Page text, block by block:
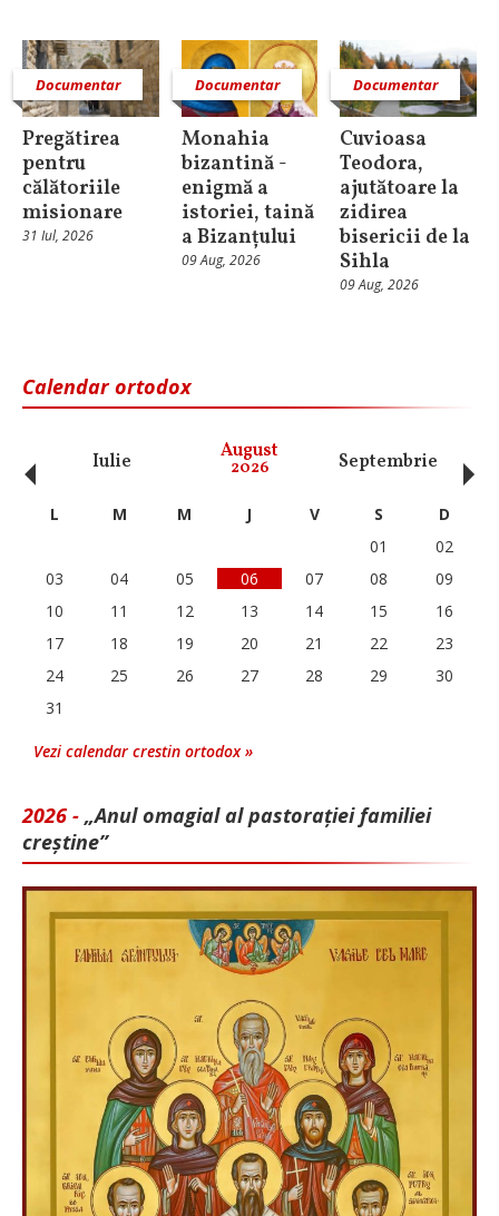
Documentar
Pregătirea
pentru
călătoriile
misionare
31 Iul, 2026
Documentar
Monahia
bizantină -
enigmă a
istoriei, taină
a Bizanțului
09 Aug, 2026
Documentar
Cuvioasa
Teodora,
ajutătoare la
zidirea
bisericii de la
Sihla
09 Aug, 2026
Calendar ortodox
Iulie August
2026 Septembrie
‹ L M M J V S
D
01
02
03
04 05 06 07 08
09
10
11 12 13 14 15
16
17
18 19 20 21 22
23
24
25 26 27 28 29
30
31
Vezi calendar crestin ortodox »
2026 - „Anul omagial al pastorației familiei
creștine”